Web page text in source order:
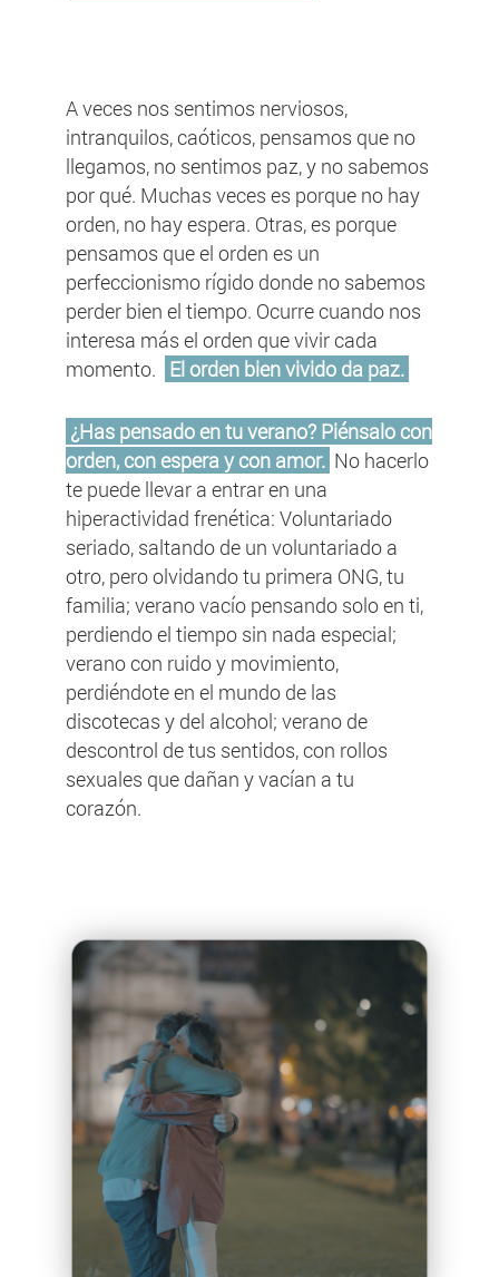
A veces nos sentimos nerviosos,
intranquilos, caóticos, pensamos que no
llegamos, no sentimos paz, y no sabemos
por qué. Muchas veces es porque no hay
orden, no hay espera. Otras, es porque
pensamos que el orden es un
perfeccionismo rígido donde no sabemos
perder bien el tiempo. Ocurre cuando nos
interesa más el orden que vivir cada
momento. El orden bien vivido da paz.
¿Has pensado en tu verano? Piénsalo con
orden, con espera y con amor. No hacerlo
te puede llevar a entrar en una
hiperactividad frenética: Voluntariado
seriado, saltando de un voluntariado a
otro, pero olvidando tu primera ONG, tu
familia; verano vacío pensando solo en ti,
perdiendo el tiempo sin nada especial;
verano con ruido y movimiento,
perdiéndote en el mundo de las
discotecas y del alcohol; verano de
descontrol de tus sentidos, con rollos
sexuales que dañan y vacían a tu
corazón.